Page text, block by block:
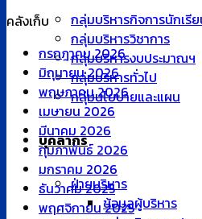
กลุ่มบริหารกิจการนักเรี
กลุ่มบริหารวิชาการ
กลุ่มบริหารงบประมาณฯ
กลุ่มบริหารทั่วไป
กลุ่มนโยบายและแผน
บุคลากร
ฝ่ายบริหาร
ข้อมูลผู้บริหาร
คลังเก็บ
กรกฎาคม 2026
มิถุนายน 2026
พฤษภาคม 2026
เมษายน 2026
มีนาคม 2026
กุมภาพันธ์ 2026
มกราคม 2026
ธันวาคม 2025
พฤศจิกายน 2025